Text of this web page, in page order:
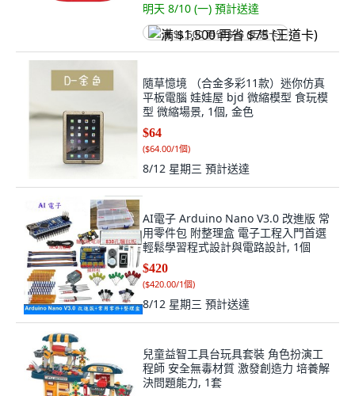
明天 8/10 (一) 預計送達
满 $1,500 再省 $75 (王道卡)
隨草憶境 （合金多彩11款）迷你仿真
平板電腦 娃娃屋 bjd 微縮模型 食玩模
型 微縮場景, 1個, 金色
$64
($64.00/1個)
8/12 星期三 預計送達
AI電子 Arduino Nano V3.0 改進版 常
用零件包 附整理盒 電子工程入門首選
輕鬆學習程式設計與電路設計, 1個
$420
($420.00/1個)
8/12 星期三 預計送達
兒童益智工具台玩具套裝 角色扮演工
程師 安全無毒材質 激發創造力 培養解
決問題能力, 1套